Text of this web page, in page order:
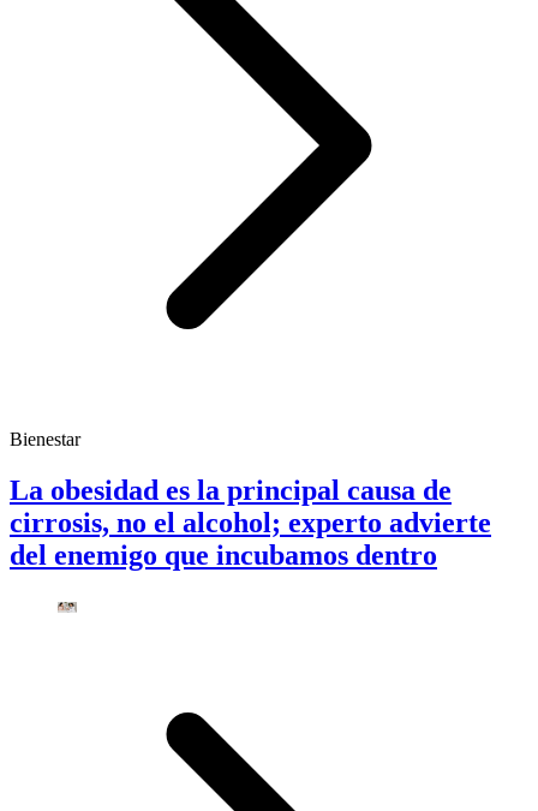
Bienestar
La obesidad es la principal causa de
cirrosis, no el alcohol; experto advierte
del enemigo que incubamos dentro